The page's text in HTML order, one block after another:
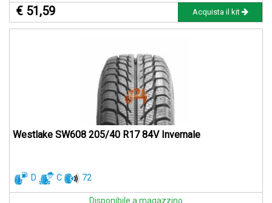
€ 51,59 Acquista il kit
Westlake SW608 205/40 R17 84V Invernale
D C 72
Disponibile a magazzino